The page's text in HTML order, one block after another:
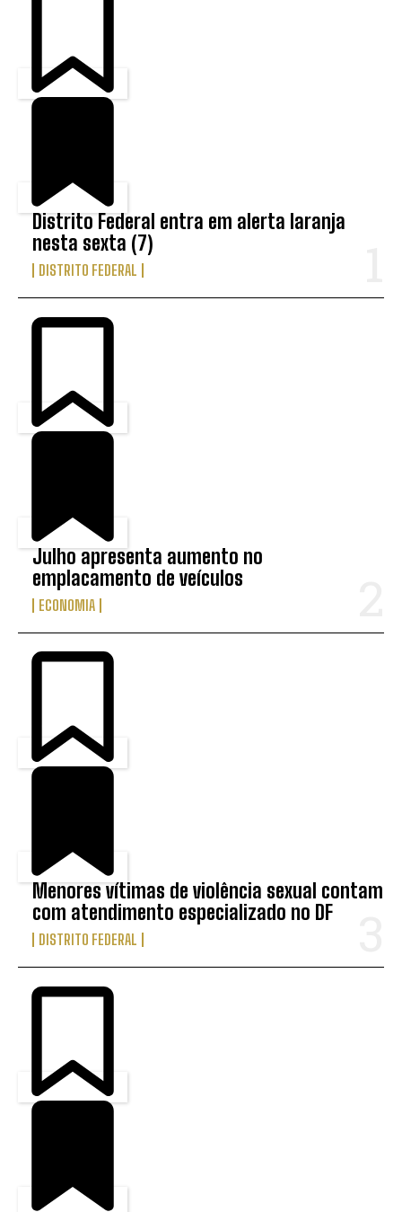
Distrito Federal entra em alerta laranja
nesta sexta (7)
DISTRITO FEDERAL
Julho apresenta aumento no
emplacamento de veículos
ECONOMIA
Menores vítimas de violência sexual contam
com atendimento especializado no DF
DISTRITO FEDERAL